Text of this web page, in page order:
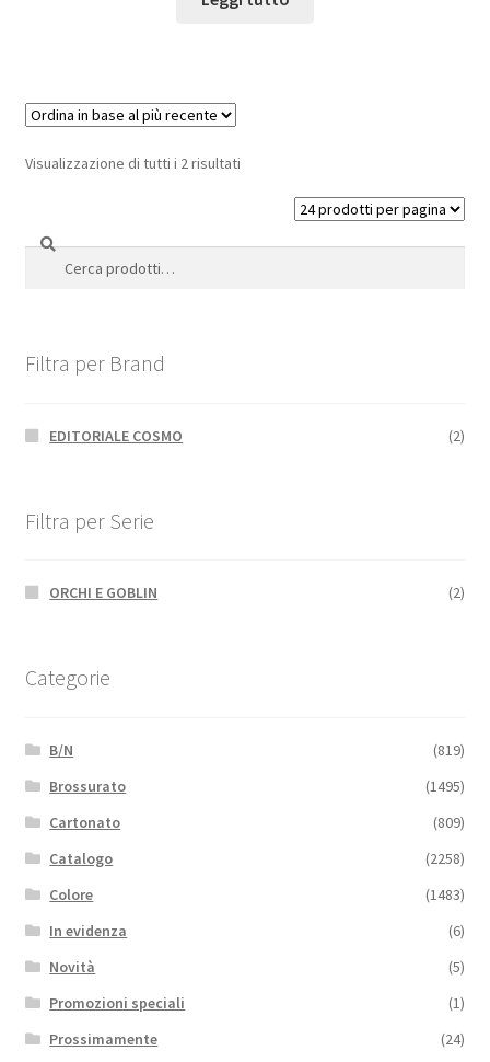
Visualizzazione di tutti i 2 risultati
Cerca:
Cerca
Filtra per Brand
EDITORIALE COSMO (2)
Filtra per Serie
ORCHI E GOBLIN (2)
Categorie
B/N
(819)
Brossurato
(1495)
Cartonato
(809)
Catalogo
(2258)
Colore
(1483)
In evidenza
(6)
Novità
(5)
Promozioni speciali
(1)
Prossimamente
(24)